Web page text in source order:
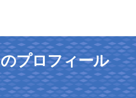
プロフィール